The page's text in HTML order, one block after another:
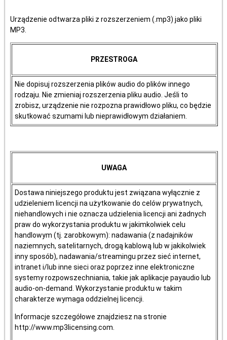
Urządzenie odtwarza pliki z rozszerzeniem (.mp3) jako pliki
MP3.
PRZESTROGA
Nie dopisuj rozszerzenia plików audio do plików innego
rodzaju. Nie zmieniaj rozszerzenia pliku audio. Jeśli to
zrobisz, urządzenie nie rozpozna prawidłowo pliku, co będzie
skutkować szumami lub nieprawidłowym działaniem.
UWAGA
Dostawa niniejszego produktu jest związana wyłącznie z
udzieleniem licencji na użytkowanie do celów prywatnych,
niehandlowych i nie oznacza udzielenia licencji ani żadnych
praw do wykorzystania produktu w jakimkolwiek celu
handlowym (tj. zarobkowym): nadawania (z nadajników
naziemnych, satelitarnych, drogą kablową lub w jakikolwiek
inny sposób), nadawania/streamingu przez sieć internet,
intranet i/lub inne sieci oraz poprzez inne elektroniczne
systemy rozpowszechniania, takie jak aplikacje payaudio lub
audio-on-demand. Wykorzystanie produktu w takim
charakterze wymaga oddzielnej licencji.
Informacje szczegółowe znajdziesz na stronie
http://www.mp3licensing.com.